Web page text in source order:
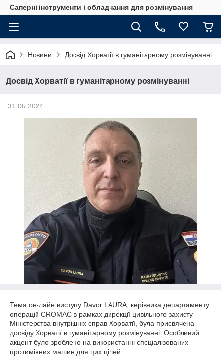
Саперні інструменти і обладнання для розмінування
Новини Досвід Хорватії в гуманітарному розмінуванні
Досвід Хорватії в гуманітарному розмінуванні
31.05.2024
Тема он-лайн виступу Davor LAURA, керівника департаменту
операцій CROMAC в рамках дирекції цивільного захисту
Міністерства внутрішніх справ Хорватії, була присвячена
досвіду Хорватії в гуманітарному розмінуванні. Особливий
акцент було зроблено на використанні спеціалізованих
протимінних машин для цих цілей.